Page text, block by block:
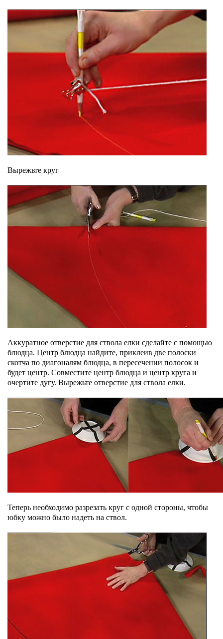
Вырежьте круг
Аккуратное отверстие для ствола елки сделайте с помощью
блюдца. Центр блюдца найдите, приклеив две полоски
скотча по диагоналям блюдца, в пересечении полосок и
будет центр. Совместите центр блюдца и центр круга и
очертите дугу. Вырежьте отверстие для ствола елки.
Теперь необходимо разрезать круг с одной стороны, чтобы
юбку можно было надеть на ствол.